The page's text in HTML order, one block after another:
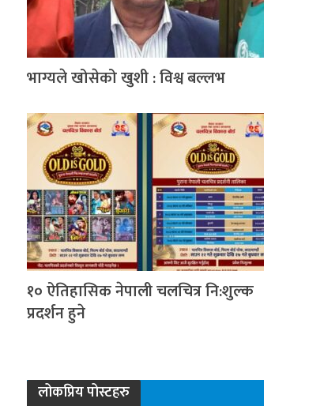
भाग्यले खोसेको खुशी : विश्व बल्लभ
१० ऐतिहासिक नेपाली चलचित्र नि:शुल्क
प्रदर्शन हुने
लोकप्रिय पोस्टहरु